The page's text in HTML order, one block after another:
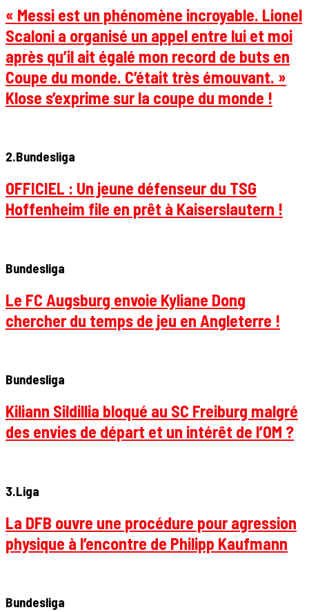
« Messi est un phénomène incroyable. Lionel
Scaloni a organisé un appel entre lui et moi
après qu’il ait égalé mon record de buts en
Coupe du monde. C’était très émouvant. »
Klose s’exprime sur la coupe du monde !
2.Bundesliga
OFFICIEL : Un jeune défenseur du TSG
Hoffenheim file en prêt à Kaiserslautern !
Bundesliga
Le FC Augsburg envoie Kyliane Dong
chercher du temps de jeu en Angleterre !
Bundesliga
Kiliann Sildillia bloqué au SC Freiburg malgré
des envies de départ et un intérêt de l’OM ?
3.Liga
La DFB ouvre une procédure pour agression
physique à l’encontre de Philipp Kaufmann
Bundesliga